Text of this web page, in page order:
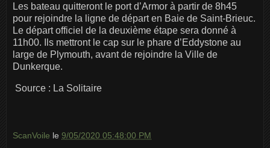
Les bateau quitteront le port d’Armor à partir de 8h45
pour rejoindre la ligne de départ en Baie de Saint-Brieuc.
Le départ officiel de la deuxième étape sera donné à
11h00. Ils mettront le cap sur le phare d’Eddystone au
large de Plymouth, avant de rejoindre la Ville de
Dunkerque.
Source : La Solitaire
ScanVoile le 9/05/2020 05:48:00 PM